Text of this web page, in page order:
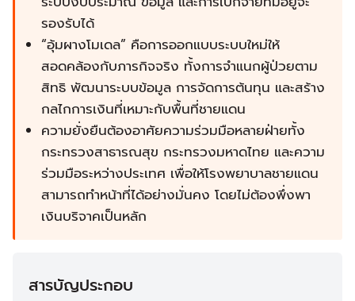
รองรับได้
“อุ้มผางโมเดล” คือการออกแบบระบบใหม่ให้
สอดคล้องกับภารกิจจริง ทั้งการจำแนกผู้ป่วยตาม
สิทธิ พัฒนาระบบข้อมูล การจัดการต้นทุน และสร้าง
กลไกการเงินที่เหมาะกับพื้นที่ชายแดน
ความยั่งยืนต้องอาศัยความร่วมมือหลายฝ่ายทั้ง
กระทรวงสาธารณสุข กระทรวงมหาดไทย และความ
ร่วมมือระหว่างประเทศ เพื่อให้โรงพยาบาลชายแดน
สามารถทำหน้าที่ได้อย่างมั่นคง โดยไม่ต้องพึ่งพา
เงินบริจาคเป็นหลัก
สารบัญประกอบ